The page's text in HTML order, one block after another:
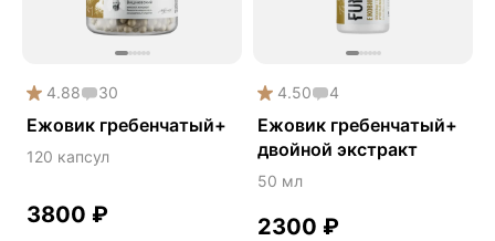
Здоровье легких
Здоровье почек
Йохимбе
Каштан конский
Китайский кордицепс
4.88 30
Ежовик гребенчатый+
120 капсул
3800 ₽
4.50 4
Ежовик гребенчатый+
двойной экстракт
50 мл
2300 ₽